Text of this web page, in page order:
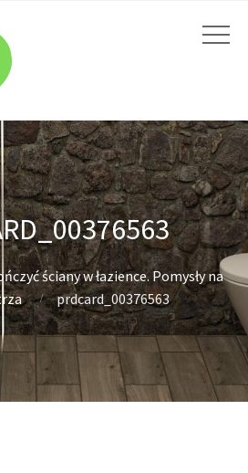
ściany w łazience. Pomysły na
prdcard_00376563